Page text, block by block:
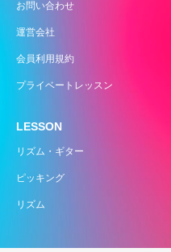
お問い合わせ
運営会社
会員利用規約
プライベートレッスン
LESSON
リズム・ギター
ピッキング
リズム